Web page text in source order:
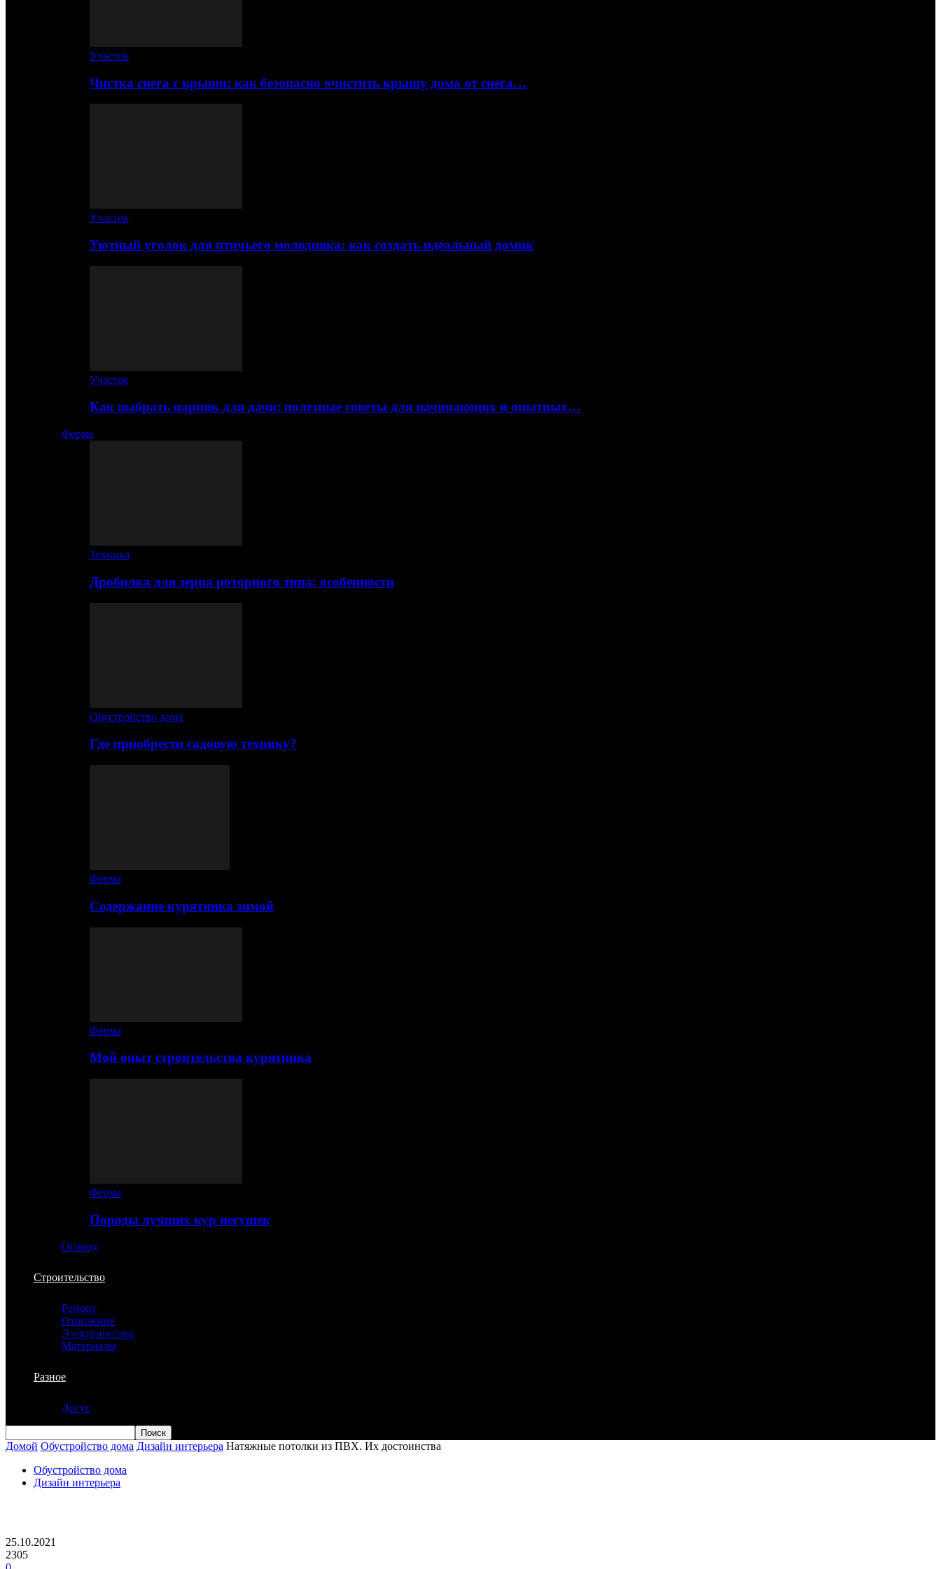
Участок
Чистка снега с крыши: как безопасно очистить крышу дома от снега…
Участок
Уютный уголок для птичьего молодняка: как создать идеальный домик
Участок
Как выбрать парник для дачи: полезные советы для начинающих и опытных…
Ферма
Техника
Дробилка для зерна роторного типа: особенности
Обустройство дома
Где приобрести садовую технику?
Ферма
Содержание курятника зимой
Ферма
Мой опыт строительства курятника
Ферма
Породы лучших кур несушек
Огород
Строительство
Ремонт
Отопление
Электричество
Материалы
Разное
Досуг
Домой Обустройство дома Дизайн интерьера Натяжные потолки из ПВХ. Их достоинства
Обустройство дома
Дизайн интерьера
25.10.2021
2305